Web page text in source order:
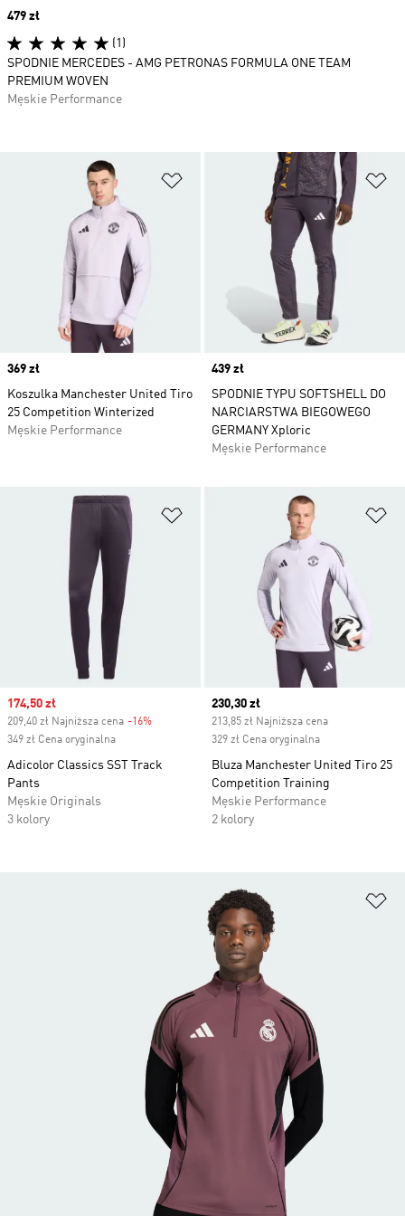
Dodaj do listy życzeń
Price
369 zł
Koszulka Manchester United Tiro
25 Competition Winterized
Męskie Performance
Price
439 zł
SPODNIE TYPU SOFTSHELL DO
NARCIARSTWA BIEGOWEGO
GERMANY Xploric
Męskie Performance
Dodaj do listy życzeń
Sale price
174,50 zł
209,40 zł Najniższa cena -16%
349 zł Cena oryginalna
Adicolor Classics SST Track
Pants
Męskie Originals
3 kolory
Current price
230,30 zł
213,85 zł Najniższa cena
329 zł Cena oryginalna
Bluza Manchester United Tiro 25
Competition Training
Męskie Performance
2 kolory
Price
479 zł
(1)
SPODNIE MERCEDES - AMG PETRONAS FORMULA ONE TEAM
PREMIUM WOVEN
Męskie Performance